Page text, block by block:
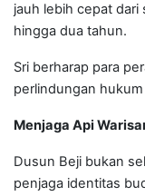
jauh lebih cepat
hingga dua tahun.
Sri berharap para
perlindungan
Menjaga Api
Dusun Beji bukan
penjaga identitas